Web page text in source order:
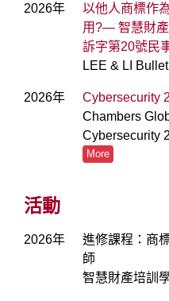
2026年
以他人商標作
用?— 智慧財
訴字第20號民
LEE & LI
2026年
Cybersecurity
Chambers
Cybersecurity
More
活動
2026年
進修課程：商
師
智慧財產培訓